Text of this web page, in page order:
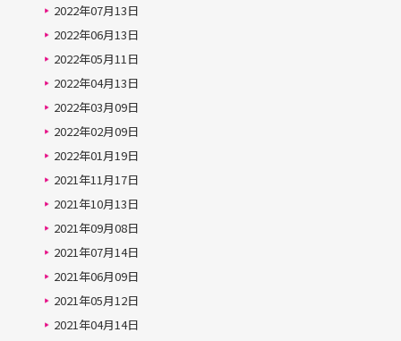
2022年07月13日
2022年06月13日
2022年05月11日
2022年04月13日
2022年03月09日
2022年02月09日
2022年01月19日
2021年11月17日
2021年10月13日
2021年09月08日
2021年07月14日
2021年06月09日
2021年05月12日
2021年04月14日